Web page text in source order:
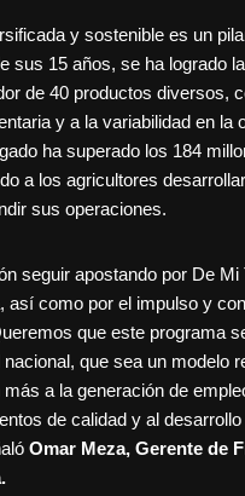
y sostenible es un
sus 15 años, se ha logrado
de 40 productos diversos,
y a la variabilidad en la
ha superado los 184
a los agricultores
sus operaciones.
seguir apostando por De Mi
así como por el impulso y
que este programa
que sea un modelo
a la generación de
de calidad y al
Omar Meza, Gerente de